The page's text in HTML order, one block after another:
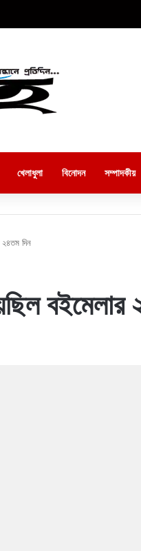
খেলাধুলা বিনোদন সম্পাদকীয়
দিন
বইমেলার